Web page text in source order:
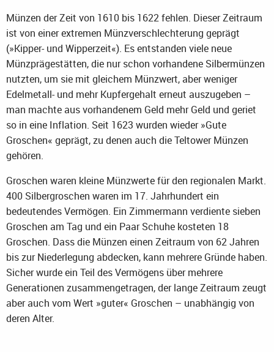
Münzen der Zeit von 1610 bis 1622 fehlen. Dieser Zeitraum
ist von einer extremen Münzverschlechterung geprägt
(»Kipper- und Wipperzeit«). Es entstanden viele neue
Münzprägestätten, die nur schon vorhandene Silbermünzen
nutzten, um sie mit gleichem Münzwert, aber weniger
Edelmetall- und mehr Kupfergehalt erneut auszugeben –
man machte aus vorhandenem Geld mehr Geld und geriet
so in eine Inflation. Seit 1623 wurden wieder »Gute
Groschen« geprägt, zu denen auch die Teltower Münzen
gehören.
Groschen waren kleine Münzwerte für den regionalen Markt.
400 Silbergroschen waren im 17. Jahrhundert ein
bedeutendes Vermögen. Ein Zimmermann verdiente sieben
Groschen am Tag und ein Paar Schuhe kosteten 18
Groschen. Dass die Münzen einen Zeitraum von 62 Jahren
bis zur Niederlegung abdecken, kann mehrere Gründe haben.
Sicher wurde ein Teil des Vermögens über mehrere
Generationen zusammengetragen, der lange Zeitraum zeugt
aber auch vom Wert »guter« Groschen – unabhängig von
deren Alter.